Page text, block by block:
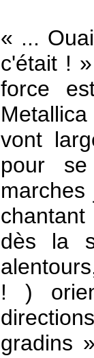
« ...
c'était !
force
vont
pour
dès la
! )
gradins